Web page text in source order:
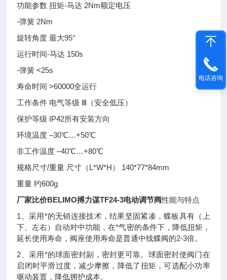
功能参数 扭矩-马达 2Nm额定电压
-弹簧 2Nm
旋转角度 最大95°
运行时间-马达 150s
-弹簧 <25s
寿命时间 >60000全运行
工作条件 电气等级 Ⅲ（安全低压）
保护等级 IP42所有安装方向
环境温度 –30℃…+50℃
非工作温度 –40℃…+80℃
规格尺寸/重量 尺寸（L*W*H） 140*77*84mm
重量 约600g
厂家比价BELIMO搏力谋TF24-3电动调节阀性能与特点
1、采用*的无销连接技术，结果坚固紧凑，蝶板具有（上
下、左右）自动对中功能，在*气密的条件下，降低扭矩，
延长使用寿命，阀座使用寿命是普通中线蝶阀的2-3倍。
2、采用*的球面密封副，密封更可靠。球面密封使阀门在
启闭时平滑过度，减少摩擦，降低了扭矩，可选配小功率
驱动装置，降低拥护成本。
电话咨询